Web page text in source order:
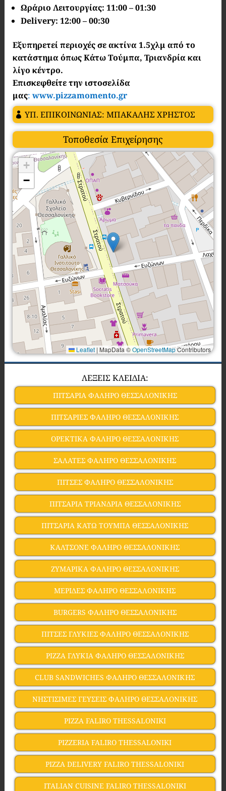
Ωράριο Λειτουργίας: 11:00 – 01:30
Delivery: 12:00 – 00:30
Εξυπηρετεί περιοχές σε ακτίνα 1.5χλμ από το
κατάστημα όπως Κάτω Τούμπα, Τριανδρία και
λίγο κέντρο.
Επισκεφθείτε την ιστοσελίδα
μας: www.pizzamomento.gr
ΥΠ. ΕΠΙΚΟΙΝΩΝΙΑΣ: ΜΠΑΚΑΛΗΣ ΧΡΗΣΤΟΣ
Τοποθεσία Επιχείρησης
+
−
Leaflet | MapData ©OpenStreetMapContributors
ΛΕΞΕΙΣ ΚΛΕΙΔΙΑ:
ΠΙΤΣΑΡΙΑ ΦΑΛΗΡΟ ΘΕΣΣΑΛΟΝΙΚΗΣ
ΠΙΤΣΑΡΙΕΣ ΦΑΛΗΡΟ ΘΕΣΣΑΛΟΝΙΚΗΣ
ΟΡΕΚΤΙΚΑ ΦΑΛΗΡΟ ΘΕΣΣΑΛΟΝΙΚΗΣ
ΣΑΛΑΤΕΣ ΦΑΛΗΡΟ ΘΕΣΣΑΛΟΝΙΚΗΣ
ΠΙΤΣΕΣ ΦΑΛΗΡΟ ΘΕΣΣΑΛΟΝΙΚΗΣ
ΠΙΤΣΑΡΙΑ ΤΡΙΑΝΔΡΙΑ ΘΕΣΣΑΛΟΝΙΚΗΣ
ΠΙΤΣΑΡΙΑ ΚΑΤΩ ΤΟΥΜΠΑ ΘΕΣΣΑΛΟΝΙΚΗΣ
ΚΑΛΤΣΟΝΕ ΦΑΛΗΡΟ ΘΕΣΣΑΛΟΝΙΚΗΣ
ΖΥΜΑΡΙΚΑ ΦΑΛΗΡΟ ΘΕΣΣΑΛΟΝΙΚΗΣ
ΜΕΡΙΔΕΣ ΦΑΛΗΡΟ ΘΕΣΣΑΛΟΝΙΚΗΣ
BURGERS ΦΑΛΗΡΟ ΘΕΣΣΑΛΟΝΙΚΗΣ
ΠΙΤΣΕΣ ΓΛΥΚΙΕΣ ΦΑΛΗΡΟ ΘΕΣΣΑΛΟΝΙΚΗΣ
PIZZA ΓΛΥΚΙΑ ΦΑΛΗΡΟ ΘΕΣΣΑΛΟΝΙΚΗΣ
CLUB SANDWICHES ΦΑΛΗΡΟ ΘΕΣΣΑΛΟΝΙΚΗΣ
ΝΗΣΤΙΣΙΜΕΣ ΓΕΥΣΕΙΣ ΦΑΛΗΡΟ ΘΕΣΣΑΛΟΝΙΚΗΣ
PIZZA FALIRO THESSALONIKI
PIZZERIA FALIRO THESSALONIKI
PIZZA DELIVERY FALIRO THESSALONIKI
ITALIAN CUISINE FALIRO THESSALONIKI